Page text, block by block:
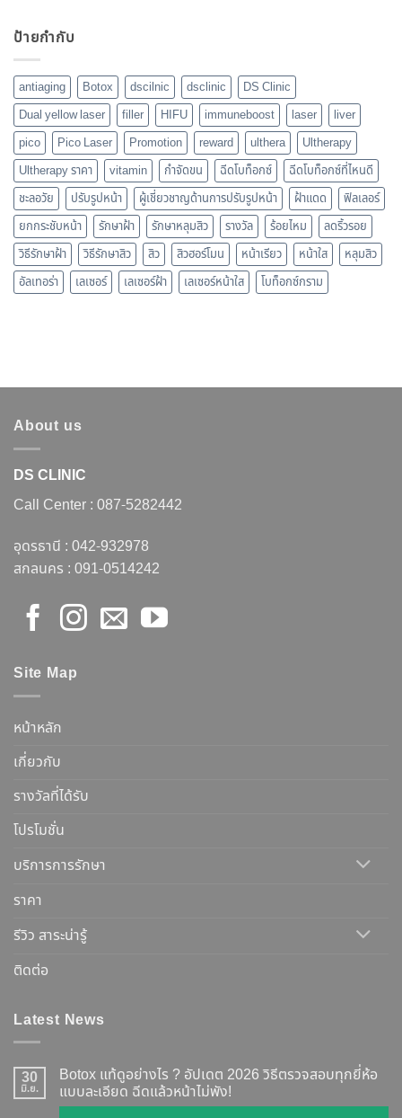
ป้ายกำกับ
antiaging Botox dscilnic dsclinic
DS Clinic
Dual yellow laser
filler HIFU immuneboost laser
liver
pico
Pico Laser Promotion reward ulthera
Ultherapy
Ultherapy ราคา
vitamin กำจัดขน ฉีดโบท็อกซ์
ฉีดโบท็อกซ์ที่ไหนดี
ชะลอวัย
ปรับรูปหน้า ผู้เชี่ยวชาญด้านการปรับรูปหน้า ฝ้าแดด
ฟิลเลอร์
ยกกระชับหน้า
รักษาฝ้า รักษาหลุมสิว รางวัล ร้อยไหม
ลดริ้วรอย
วิธีรักษาฝ้า
วิธีรักษาสิว สิว สิวฮอร์โมน หน้าเรียว หน้าใส
หลุมสิว
อัลเทอร่า
เลเซอร์ เลเซอร์ฝ้า เลเซอร์หน้าใส โบท็อกซ์กราม
About us
DS CLINIC
Call Center : 087-5282442
อุดรธานี : 042-932978
สกลนคร : 091-0514242
Site Map
หน้าหลัก
เกี่ยวกับ
รางวัลที่ได้รับ
โปรโมชั่น
บริการการรักษา
ราคา
รีวิว สาระน่ารู้
ติดต่อ
Latest News
30
มิ.ย.
Botox แท้ดูอย่างไร ? อัปเดต 2026 วิธีตรวจสอบทุกยี่ห้อ
แบบละเอียด ฉีดแล้วหน้าไม่พัง!